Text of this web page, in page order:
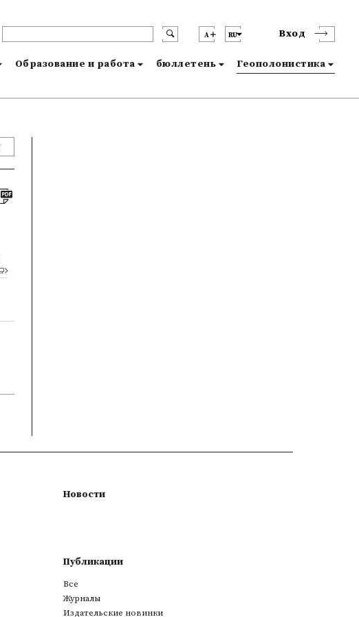
A RU Вход
Образование и работа бюллетень Геополонистика
Новости
Публикации
Все
Журналы
Издательские новинки